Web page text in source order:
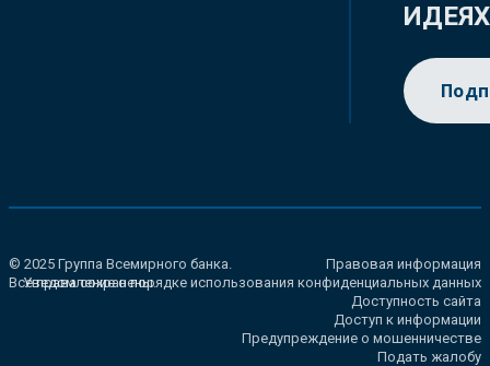
ИДЕЯХ
© 2025 Группа Всемирного банка.
Все права сохранены.
Правовая информация
Уведомление о порядке использования конфиденциальных данных
Доступность сайта
Доступ к информации
Предупреждение о мошенничестве
Подать жалобу